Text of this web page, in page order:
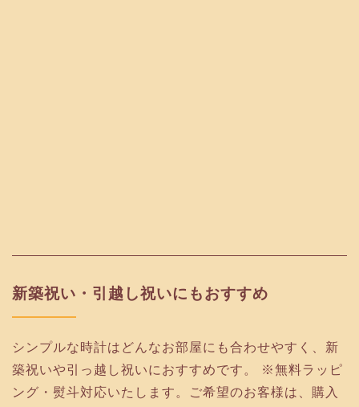
新築祝い・引越し祝いにもおすすめ
シンプルな時計はどんなお部屋にも合わせやすく、新
築祝いや引っ越し祝いにおすすめです。 ※無料ラッピ
ング・熨斗対応いたします。ご希望のお客様は、購入